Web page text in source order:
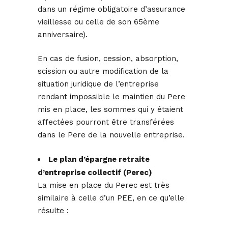
dans un régime obligatoire d’assurance
vieillesse ou celle de son 65ème
anniversaire).
En cas de fusion, cession, absorption,
scission ou autre modification de la
situation juridique de l’entreprise
rendant impossible le maintien du Pere
mis en place, les sommes qui y étaient
affectées pourront être transférées
dans le Pere de la nouvelle entreprise.
Le plan d’épargne retraite
d’entreprise collectif (Perec)
La mise en place du Perec est très
similaire à celle d’un PEE, en ce qu’elle
résulte :